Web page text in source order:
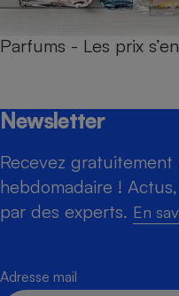
Parfums - Les prix
Newsletter
Recevez
hebdomadaire !
par des experts. En
Adresse mail